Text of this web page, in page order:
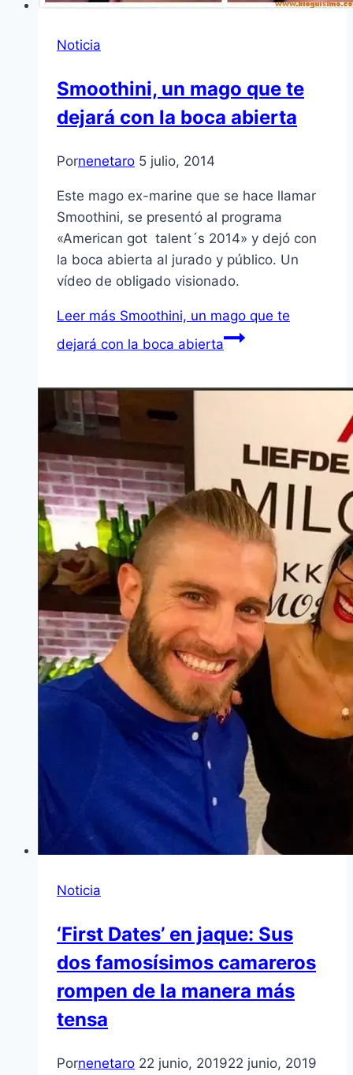
Noticia
Smoothini, un mago que te
dejará con la boca abierta
Pornenetaro 5 julio, 2014
Este mago ex-marine que se hace llamar
Smoothini, se presentó al programa
«American got talent´s 2014» y dejó con
la boca abierta al jurado y público. Un
vídeo de obligado visionado.
Leer más Smoothini, un mago que te
dejará con la boca abierta
Noticia
‘First Dates’ en jaque: Sus
dos famosísimos camareros
rompen de la manera más
tensa
Pornenetaro 22 junio, 201922 junio, 2019